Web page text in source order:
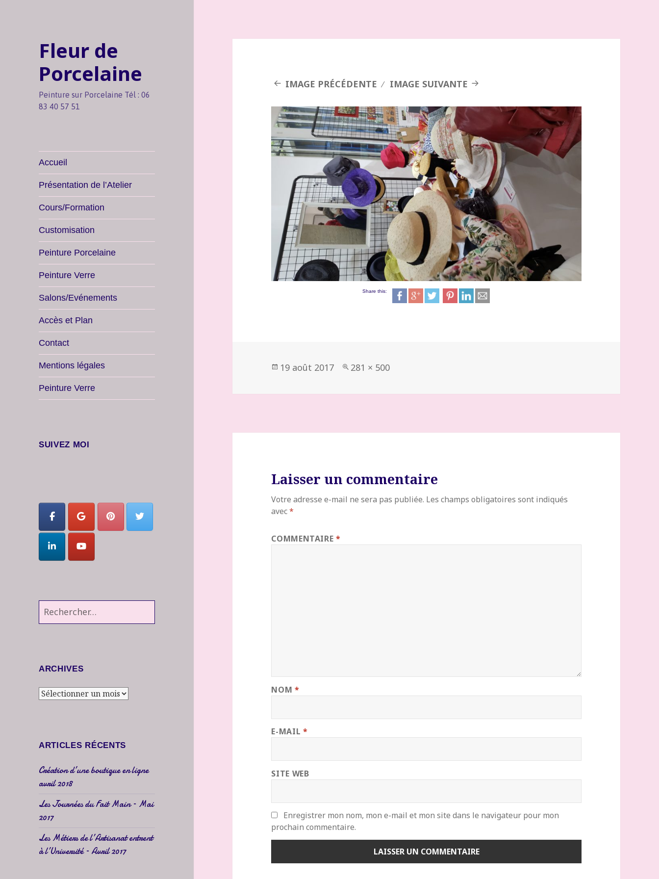
Fleur de
Porcelaine
Peinture sur Porcelaine Tél : 06
83 40 57 51
Accueil
Présentation de l’Atelier
Cours/Formation
Customisation
Peinture Porcelaine
Peinture Verre
Salons/Evénements
Accès et Plan
Contact
Mentions légales
Peinture Verre
SUIVEZ MOI
ARCHIVES
Archives
ARTICLES RÉCENTS
Création d’une boutique en ligne
avril 2018
Les Journées du Fait Main – Mai
2017
Les Métiers de l’Artisanat entrent
à l’Université – Avril 2017
IMAGE PRÉCÉDENTE IMAGE SUIVANTE
Share this:
Publié
19 août 2017
Taille
281 × 500
Laisser un commentaire
Votre adresse e-mail ne sera pas publiée. Les champs obligatoires sont indiqués
avec*
COMMENTAIRE*
NOM *
E-MAIL *
SITE WEB
Enregistrer mon nom, mon e-mail et mon site dans le navigateur pour mon
prochain commentaire.